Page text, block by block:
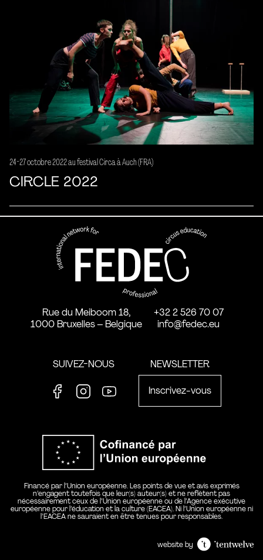
24-27 octobre 2022 au festival Circa à Auch (FRA)
CIRCLE 2022
FEDEC - Réseau
professionnelle aux arts du
Rue du Meiboom 18,
1000 Bruxelles – Belgique
+32 2 526 70 07
info@fedec.eu
SUIVEZ-NOUS
Youtube
NEWSLETTER
Inscrivez-vous
Financé par l’Union européenne. Les points de vue et avis exprimés
n’engagent toutefois que leur(s) auteur(s) et ne reflètent pas
nécessairement ceux de l’Union européenne ou de l’Agence exécutive
européenne pour l’éducation et la culture (EACEA). Ni l’Union européenne ni
l’EACEA ne sauraient en être tenues pour responsables.
website by